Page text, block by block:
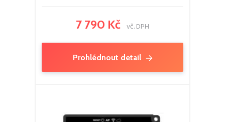
7 790 Kč vč. DPH
Prohlédnout detail